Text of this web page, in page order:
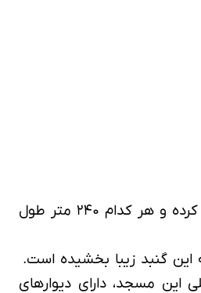
این مسجد دارای راهروهای ورودی پوشیده شده از سنگ مرمر و ۳ طاق بلند می‌باشد. تمام این راهروها، محدوده مسجد را احاطه کرده و هر کدام ۲۴۰ متر طول
مسجد، دارای دیوارهای